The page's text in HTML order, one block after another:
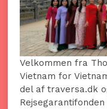
Velkommen fra
Vietnam for
del af traversa.dk